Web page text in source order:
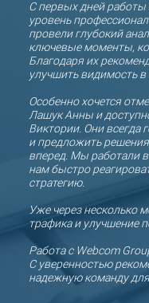
С первых дней
уровень
провели глубокий
ключевые моменты,
Благодаря их
улучшить видимость
Особенно хочется
Лашук Анны и
Виктории. Они всегда
и предложить
вперед. Мы работали в
нам быстро
стратегию.
Уже через несколько
трафика и улучшение
Работа с Webcom
С уверенностью
надежную команду